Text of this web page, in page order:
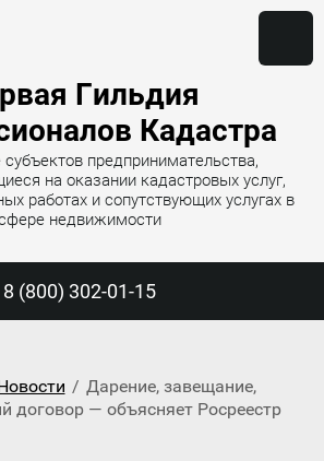
Гильдия
Кадастра
предпринимательства,
на оказании кадастровых услуг,
работах и сопутствующих услугах в
недвижимости
8 (800) 302-01-15
/ Дарение, завещание,
договор — объясняет Росреестр